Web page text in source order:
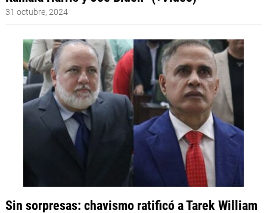
31 octubre, 2024
Sin sorpresas: chavismo ratificó a Tarek William